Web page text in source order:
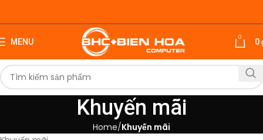
MENU 0 0
Khuyến mãi
Home Khuyến mãi